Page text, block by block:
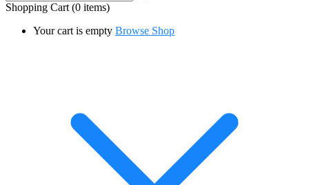
Shopping Cart (0 items)
Your cart is empty Browse Shop